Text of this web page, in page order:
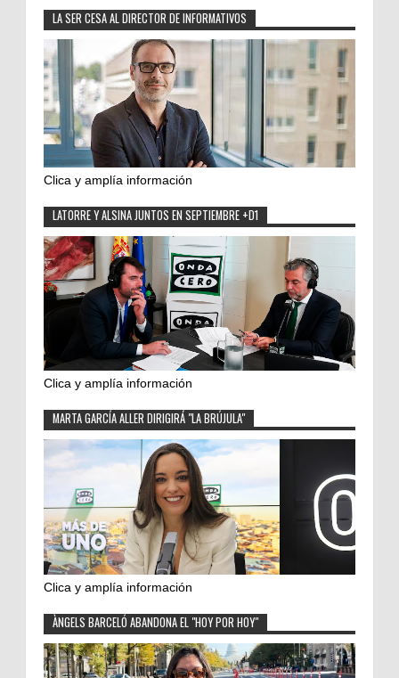
LA SER CESA AL DIRECTOR DE INFORMATIVOS
Clica y amplía información
LATORRE Y ALSINA JUNTOS EN SEPTIEMBRE +D1
Clica y amplía información
MARTA GARCÍA ALLER DIRIGIRÁ "LA BRÚJULA"
Clica y amplía información
ÀNGELS BARCELÓ ABANDONA EL "HOY POR HOY"